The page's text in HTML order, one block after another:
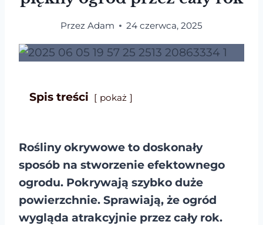
Przez Adam 24 czerwca, 2025
Spis treści pokaż
Rośliny okrywowe to doskonały
sposób na stworzenie efektownego
ogrodu. Pokrywają szybko duże
powierzchnie. Sprawiają, że ogród
wygląda atrakcyjnie przez cały rok.